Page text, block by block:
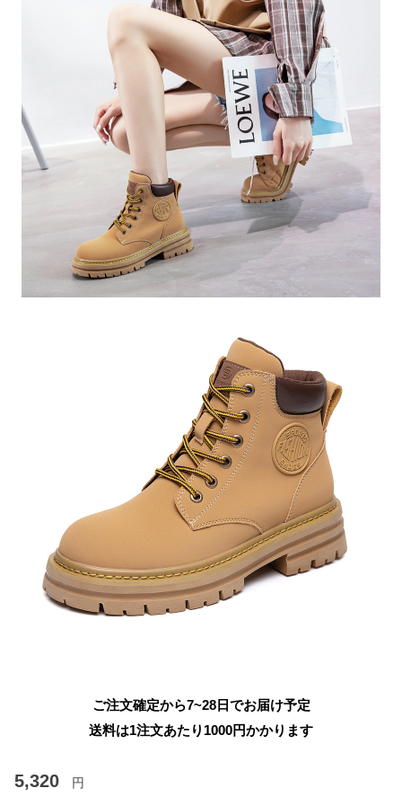
ご注文確定から7~28日でお届け予定
送料は1注文あたり 1000円かかります
5,320 円